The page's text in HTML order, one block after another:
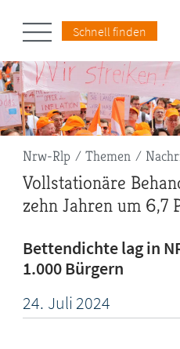
Schnell finden
Pfadnavigation
Nrw-Rlp Themen
Vollstationäre
zehn Jahren um 6,7
Bettendichte lag in
1.000 Bürgern
24. Juli2024